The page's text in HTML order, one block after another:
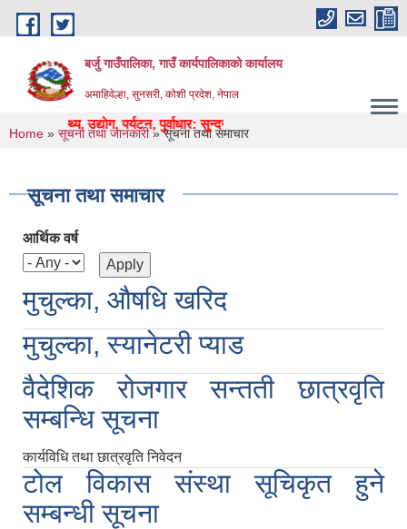
Skip to main content
बर्जु गाउँपालिका, गाउँ कार्यपालिकाको कार्यालय
अमाहिवेल्हा, सुनसरी, कोशी प्रदेश, नेपाल
पुर्वाधार: सुन्दर, समृद्ध बर्जुकाे अाधार "
You are here
Home » सूचना तथा जानकारी» सूचना तथा समाचार
सूचना तथा समाचार
आर्थिक वर्ष
मुचुल्का, औषधि खरिद
मुचुल्का, स्यानेटरी प्याड
वैदेशिक रोजगार सन्तती छात्रवृति
सम्बन्धि सूचना
कार्यविधि तथा छात्रवृति निवेदन
टोल विकास संस्था सूचिकृत हुने
सम्बन्धी सूचना